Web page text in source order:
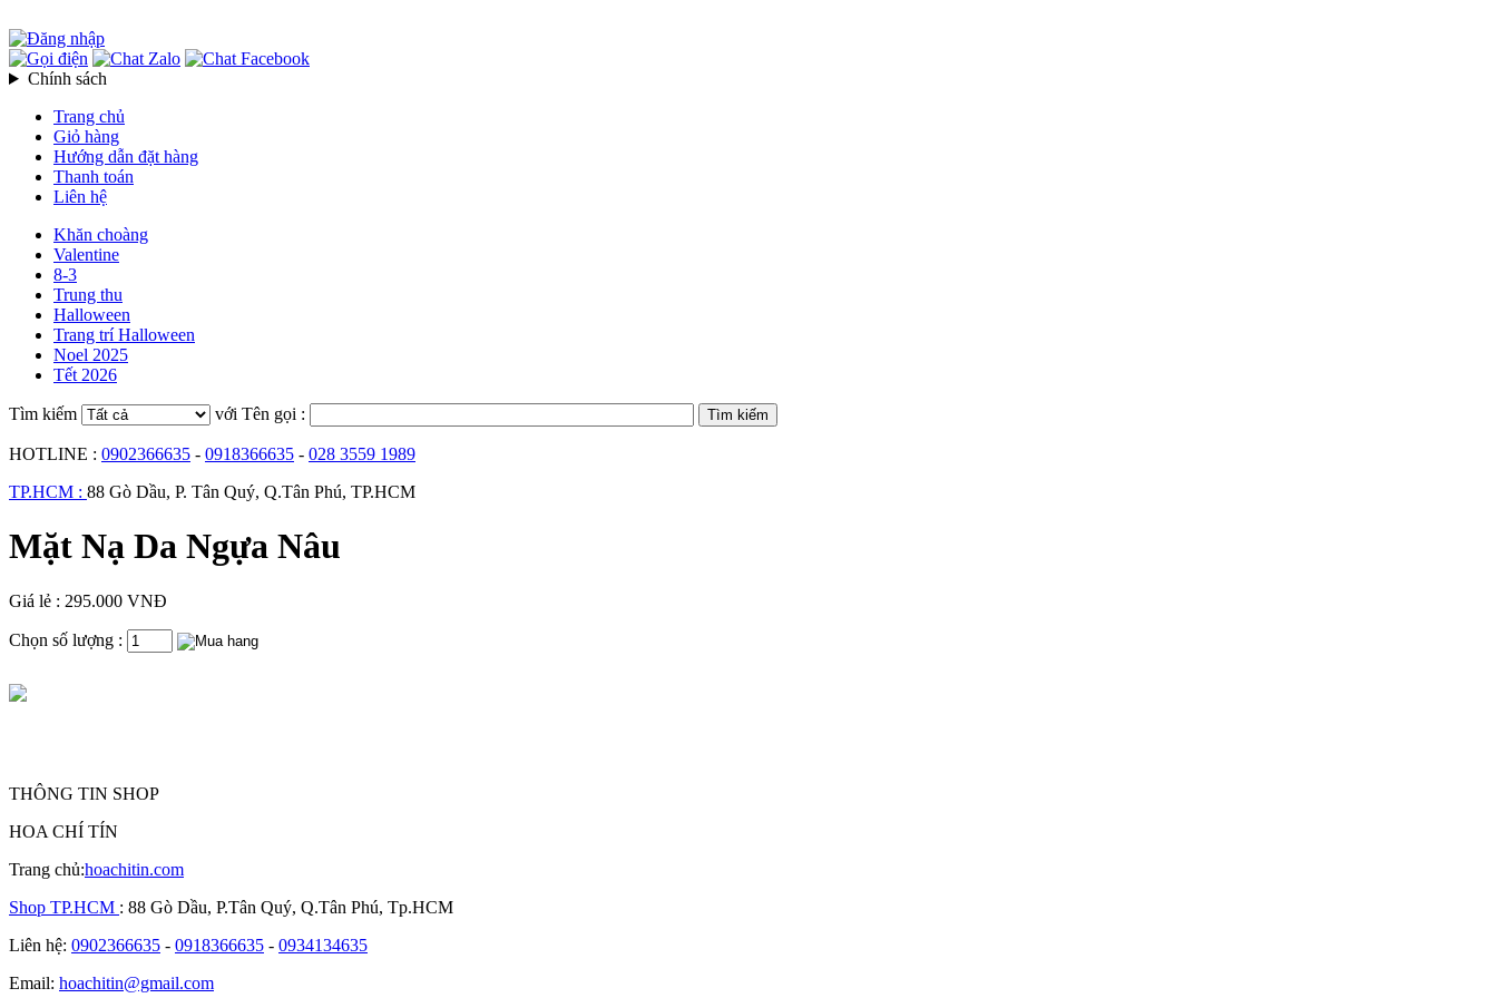
Chính sách
Trang chủ
Giỏ hàng
Hướng dẫn đặt hàng
Thanh toán
Liên hệ
Khăn choàng
Valentine
8-3
Trung thu
Halloween
Trang trí Halloween
Noel 2025
Tết 2026
Tìm kiếm với Tên gọi :
HOTLINE : 0902366635 - 0918366635 - 028 3559 1989
TP.HCM : 88 Gò Dầu, P. Tân Quý, Q.Tân Phú, TP.HCM
Mặt Nạ Da Ngựa Nâu
Giá lẻ : 295.000 VNĐ
Chọn số lượng :
THÔNG TIN SHOP
HOA CHÍ TÍN
Trang chủ:hoachitin.com
Shop TP.HCM : 88 Gò Dầu, P.Tân Quý, Q.Tân Phú, Tp.HCM
Liên hệ: 0902366635 - 0918366635 - 0934134635
Email: hoachitin@gmail.com